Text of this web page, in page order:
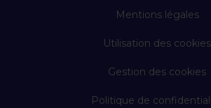
Mentions légales
Utilisation des cookies
Gestion des cookies
Politique de